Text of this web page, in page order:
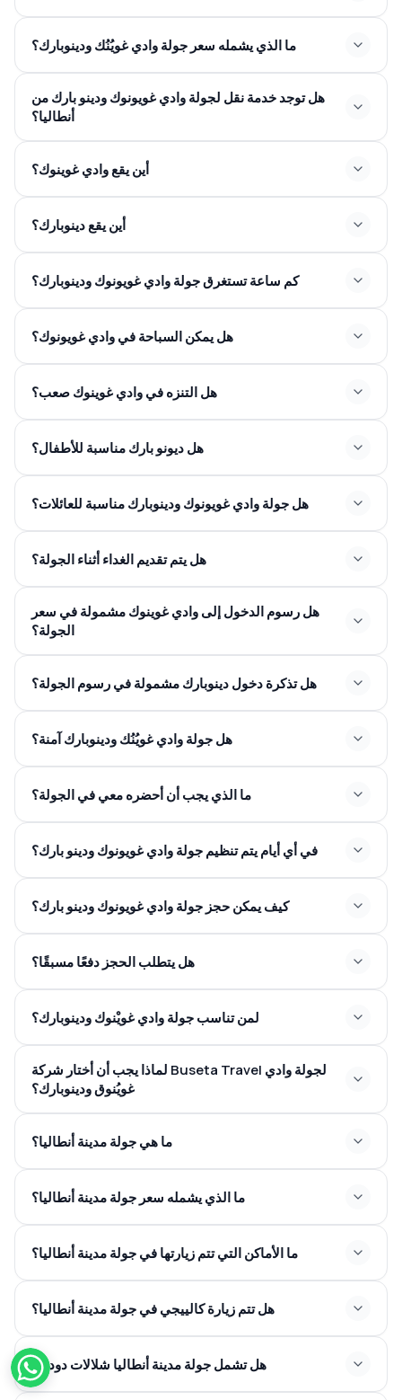
ما الذي يشمله سعر جولة وادي غويُنُك ودينوبارك؟
هل توجد خدمة نقل لجولة وادي غويونوك ودينو بارك من
أنطاليا؟
أين يقع وادي غوينوك؟
أين يقع دينوبارك؟
كم ساعة تستغرق جولة وادي غويونوك ودينوبارك؟
هل يمكن السباحة في وادي غويونوك؟
هل التنزه في وادي غوينوك صعب؟
هل ديونو بارك مناسبة للأطفال؟
هل جولة وادي غويونوك ودينوبارك مناسبة للعائلات؟
هل يتم تقديم الغداء أثناء الجولة؟
هل رسوم الدخول إلى وادي غوينوك مشمولة في سعر
الجولة؟
هل تذكرة دخول دينوبارك مشمولة في رسوم الجولة؟
هل جولة وادي غويُنُك ودينوبارك آمنة؟
ما الذي يجب أن أحضره معي في الجولة؟
في أي أيام يتم تنظيم جولة وادي غويونوك ودينو بارك؟
كيف يمكن حجز جولة وادي غويونوك ودينو بارك؟
هل يتطلب الحجز دفعًا مسبقًا؟
لمن تناسب جولة وادي غويْنوك ودينوبارك؟
لماذا يجب أن أختار شركة Buseta Travel لجولة وادي
غويُنوق ودينوبارك؟
ما هي جولة مدينة أنطاليا؟
ما الذي يشمله سعر جولة مدينة أنطاليا؟
ما الأماكن التي تتم زيارتها في جولة مدينة أنطاليا؟
هل تتم زيارة كالييجي في جولة مدينة أنطاليا؟
هل تشمل جولة مدينة أنطاليا شلالات دودن؟